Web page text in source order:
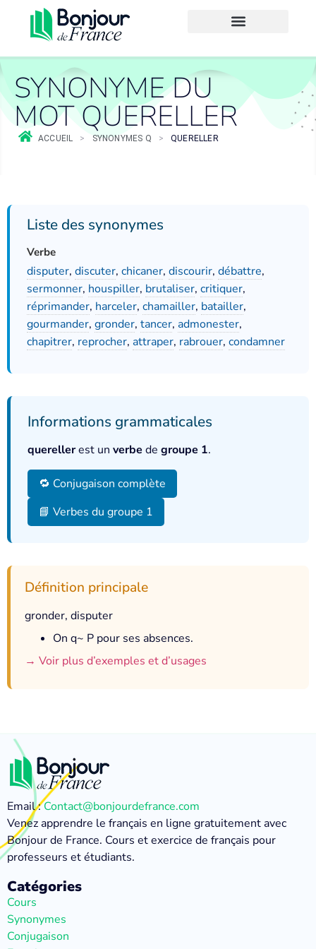
SYNONYME DU
MOT QUERELLER
ACCUEIL > SYNONYMES Q > QUERELLER
Liste des synonymes
Verbe
disputer, discuter, chicaner, discourir, débattre,
sermonner, houspiller, brutaliser, critiquer,
réprimander, harceler, chamailler, batailler,
gourmander, gronder, tancer, admonester,
chapitrer, reprocher, attraper, rabrouer, condamner
Informations grammaticales
querellerest un verbe de groupe 1.
🔁 Conjugaison complète
📘 Verbes du groupe 1
Définition principale
gronder, disputer
On q~ P pour ses absences.
→ Voir plus d’exemples et d’usages
Email :Contact@bonjourdefrance.com
Venez apprendre le français en ligne gratuitement avec
Bonjour de France. Cours et exercice de français pour
professeurs et étudiants.
Catégories
Cours
Synonymes
Conjugaison